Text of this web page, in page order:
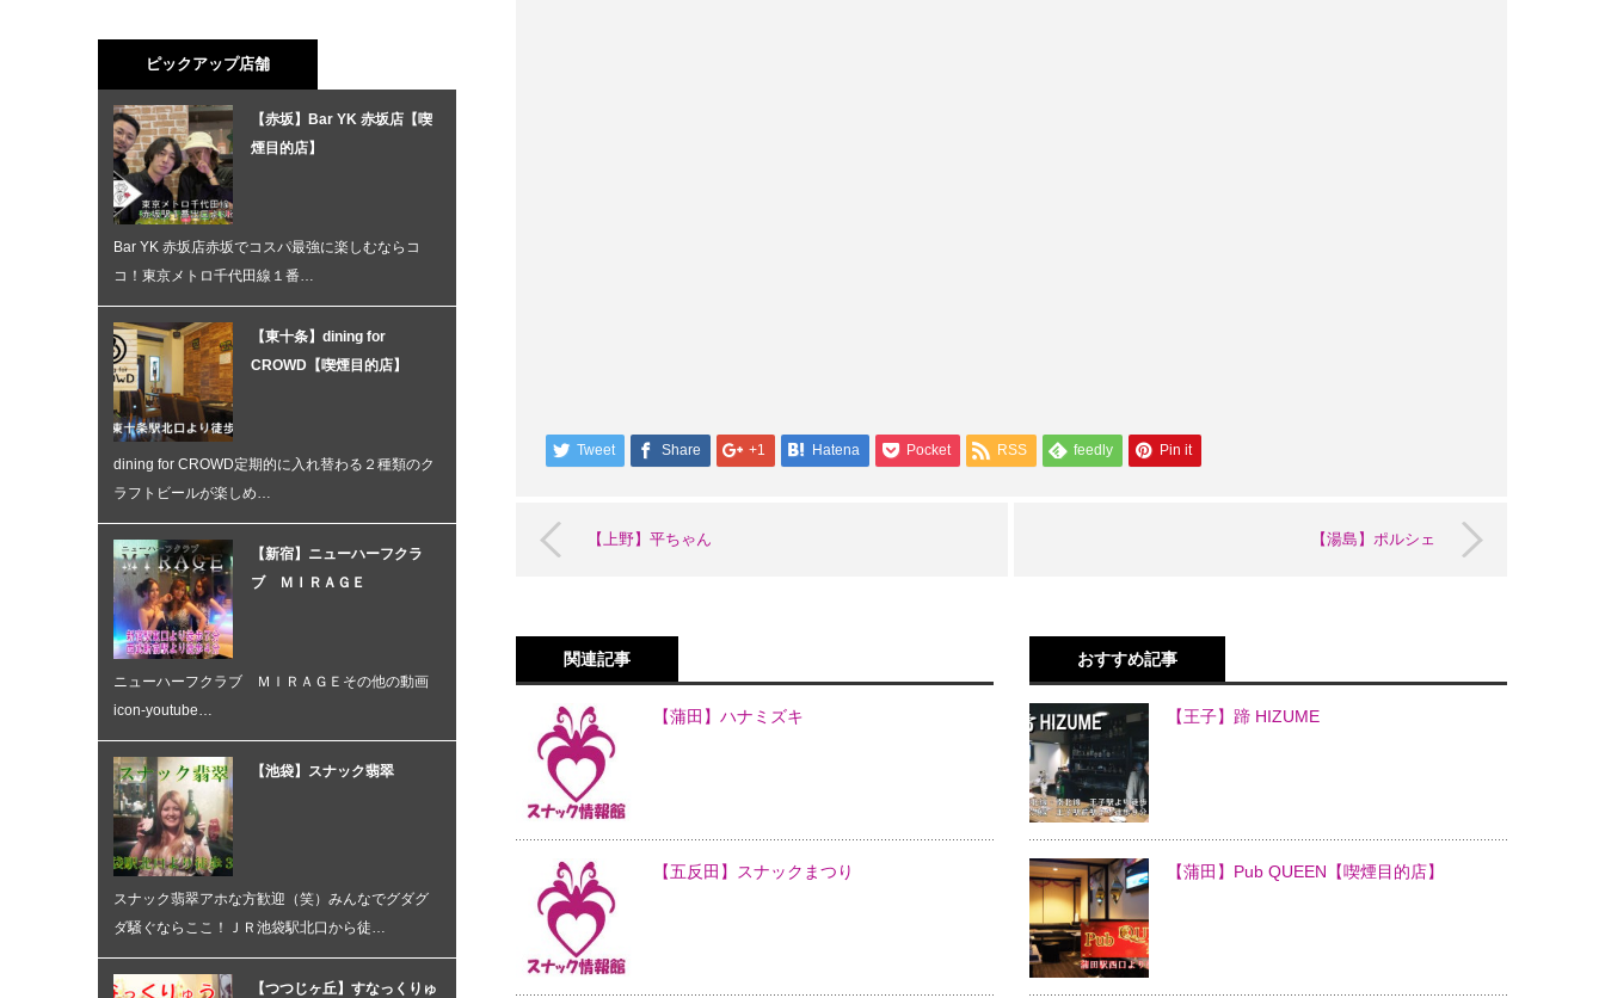
Tweet Share +1 Hatena Pocket RSS feedly Pin it
【上野】平ちゃん 【湯島】ポルシェ
関連記事
【蒲田】ハナミズキ
【五反田】スナックまつり
おすすめ記事
【王子】蹄 HIZUME
【蒲田】Pub QUEEN【喫煙目的店】
ピックアップ店舗
【赤坂】Bar YK 赤坂店【喫
煙目的店】
Bar YK 赤坂店赤坂でコスパ最強に楽しむならコ
コ！東京メトロ千代田線１番…
【東十条】dining for
CROWD【喫煙目的店】
dining for CROWD定期的に入れ替わる２種類のク
ラフトビールが楽しめ…
【新宿】ニューハーフクラ
ブ ＭＩＲＡＧＥ
ニューハーフクラブ ＭＩＲＡＧＥその他の動画
icon-youtube…
【池袋】スナック翡翠
スナック翡翠アホな方歓迎（笑）みんなでグダグ
ダ騒ぐならここ！ＪＲ池袋駅北口から徒…
【つつじヶ丘】すなっくりゅ